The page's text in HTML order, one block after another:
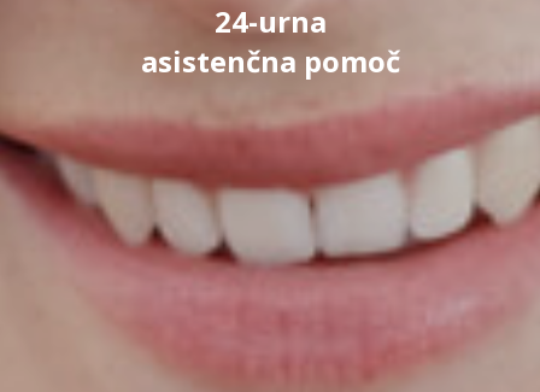
24-urna
asistenčna pomoč